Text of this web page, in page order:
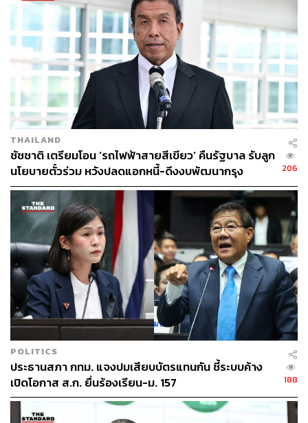
THAILAND
ชัชชาติ เตรียมโอน ‘รถไฟฟ้าสายสีเขียว’ คืนรัฐบาล รับลูก
นโยบายตั๋วร่วม หวังปลดแอกหนี้-ดึงงบพัฒนากรุง
206
POLITICS
ประธานสภา กทม. แจงปมเสียบบัตรแทนกัน ชี้ระบบค้าง
เปิดโอกาส ส.ก. ยื่นร้องเรียน-ม. 157
188